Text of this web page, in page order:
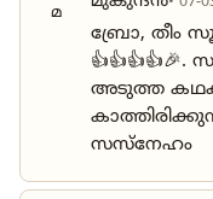
മ
ബ്രോ, തീം
അടുത്ത
സസ്നേഹം